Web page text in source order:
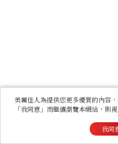
美麗佳人為提供您更多優質的內容
「我同意」而繼續瀏覽本網站，則
我同